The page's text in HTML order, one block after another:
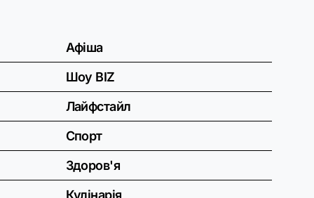
Афіша
Шоу BIZ
Лайфстайл
Спорт
Здоров'я
Кулінарія